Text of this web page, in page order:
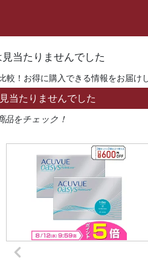
当たりませんでした
較！お得に購入できる情報をお届け
当たりませんでした
品をチェック！